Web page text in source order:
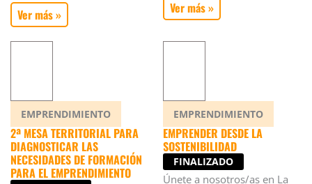
Ver más » Ver más »
EMPRENDIMIENTO
2ª MESA TERRITORIAL PARA
DIAGNOSTICAR LAS
NECESIDADES DE FORMACIÓN
PARA EL EMPRENDIMIENTO
EMPRENDIMIENTO
EMPRENDER DESDE LA
SOSTENIBILIDAD
FINALIZADO
Únete a nosotros/as en La